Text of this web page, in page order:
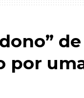
por